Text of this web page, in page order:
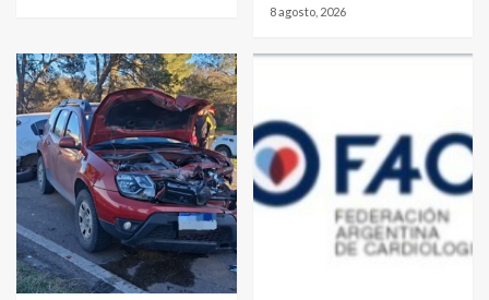
8 agosto, 2026